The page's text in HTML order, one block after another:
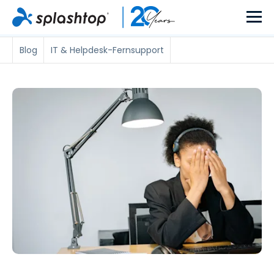
Blog IT & Helpdesk-Fernsupport